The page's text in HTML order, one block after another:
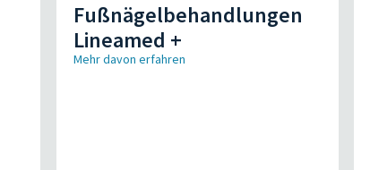
Fußnägelbehandlungen
Lineamed +
Mehr davon erfahren